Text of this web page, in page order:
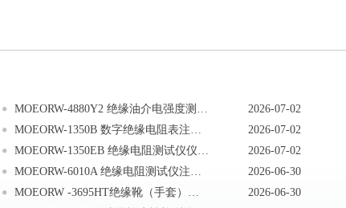
MOEORW-4880Y2 绝缘油介电强度测定仪维护与保养
2026-07-02
MOEORW-1350B 数字绝缘电阻表注意事项
2026-07-02
MOEORW-1350EB 绝缘电阻测试仪仪表保养
2026-07-02
MOEORW-6010A 绝缘电阻测试仪注意事项
2026-06-30
MOEORW -3695HT绝缘靴（手套）耐压测试仪注意事项
2026-06-30